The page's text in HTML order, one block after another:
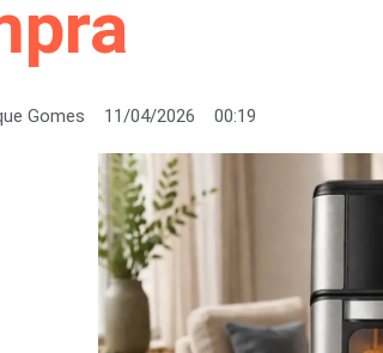
Gomes 11/04/2026 00:19